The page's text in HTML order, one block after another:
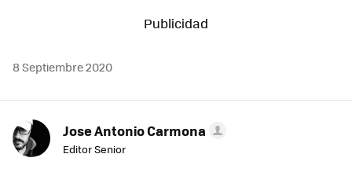
8 Septiembre 2020
Jose Antonio Carmona
Editor Senior